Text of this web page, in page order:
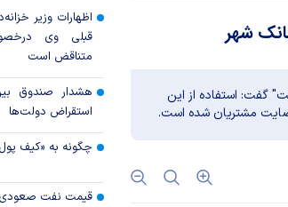
شهر
گفت: استفاده از این
رضایت مشتریان شده است.
اظهارات وزیر
قبلی وی
متناقض است
هشدار صندوق
استقراض دولت‌ها
چگونه به «کیف
قیمت نفت صعودی